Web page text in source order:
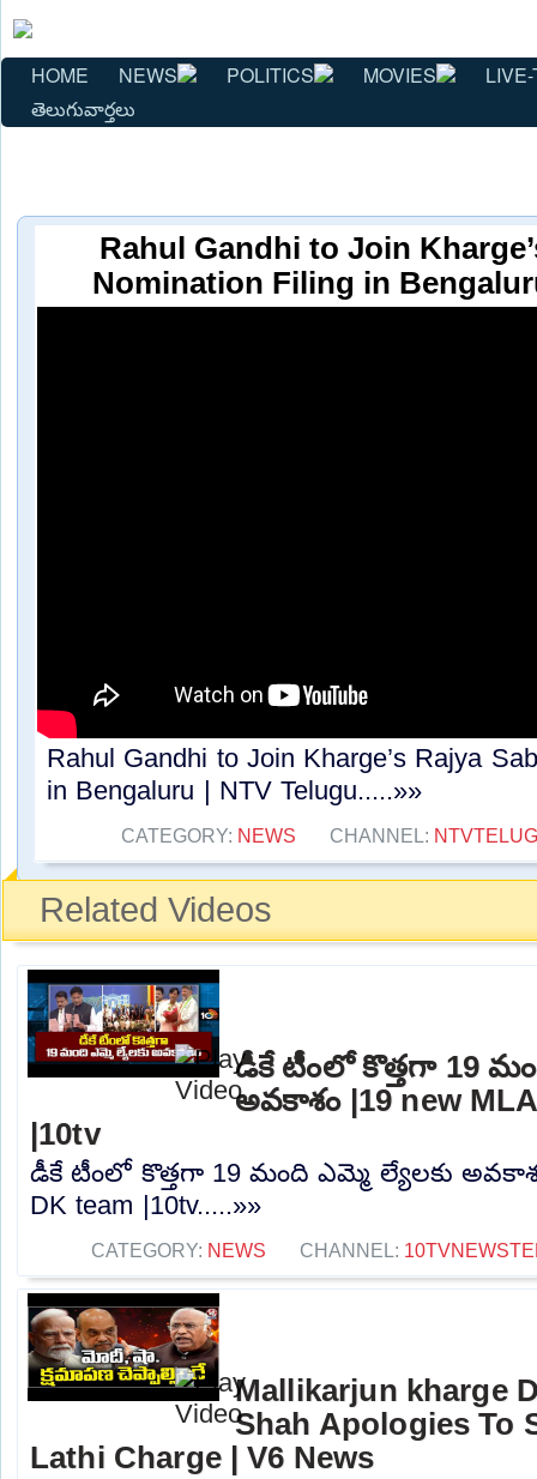
HOME NEWS POLITICS MOVIES
తెలుగువార్తలు
Rahul Gandhi to Join
Nomination Filing in
Rahul Gandhi to Join Kharge’s Rajya
in Bengaluru | NTV Telugu.....»»
CATEGORY: NEWS CHANNEL:
Related Videos
డీకే టీంలో కొత్తగా 19
అవకాశం |19 new
|10tv
డీకే టీంలో కొత్తగా 19 మంది ఎమ్మె ల్యేలకు
DK team |10tv.....»»
CATEGORY: NEWS CHANNEL:
Mallikarjun kharge
Shah Apologies To
Lathi Charge | V6 News